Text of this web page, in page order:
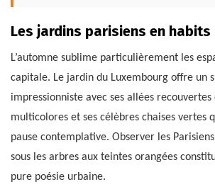
Les jardins parisiens en habits
L’automne sublime particulièrement les
capitale. Le jardin du Luxembourg offre un
impressionniste avec ses allées
multicolores et ses célèbres chaises vertes
pause contemplative. Observer les
sous les arbres aux teintes orangées
pure poésie urbaine.